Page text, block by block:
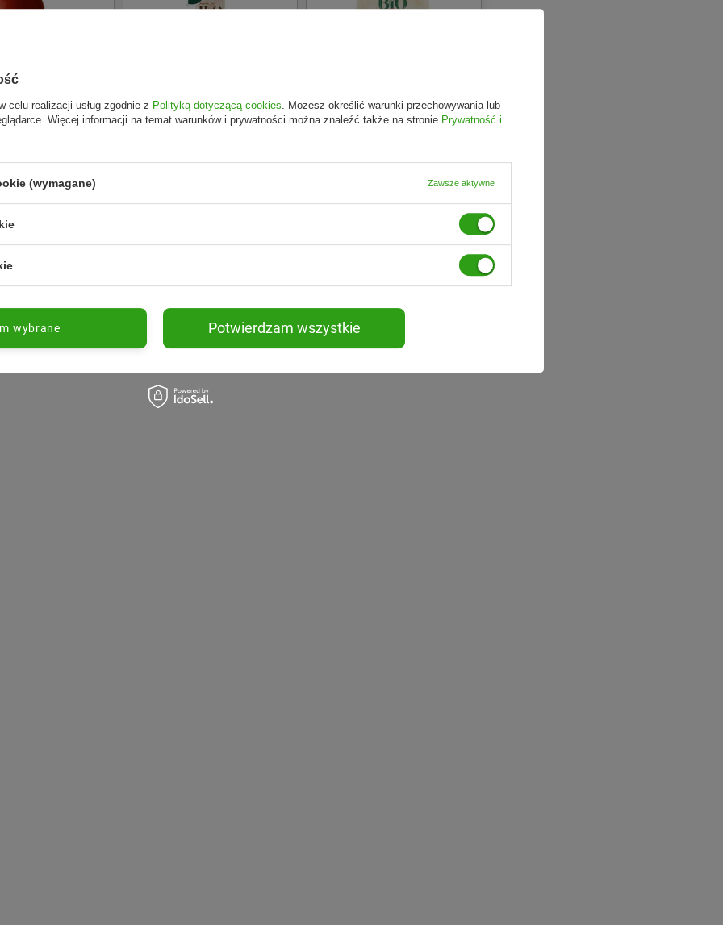
BIO
Zestaw Granoro Makaron
36,38 zł
Makaron fusilli BIO 500 g
Do koszyka
celu realizacji usług zgodnie z Polityką dotyczącą cookies . Możesz określić warunki przechowywania lub
Więcej informacji na temat warunków i prywatności można znaleźć także na stronie Prywatność i
(wymagane) Zawsze aktywne
wybrane Potwierdzam wszystkie